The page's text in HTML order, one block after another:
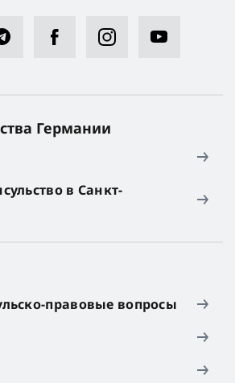
Германии
в Санкт-
правовые вопросы